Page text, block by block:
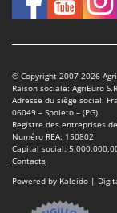
Master
McCulloch
MCH
Michelin
Mille
Minox
Mockmill
© Copyright 2007-2026
Raison sociale: AgriEuro
Adresse du siège social:
06049 – Spoleto – (PG)
Registre des entreprises
Numéro REA: 150802
Capital social:
Contacts
Powered by Kaleido |